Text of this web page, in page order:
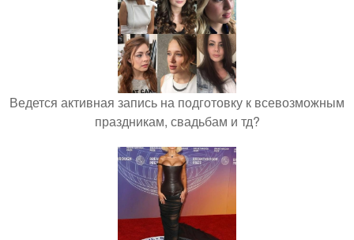
Ведется активная запись на подготовку к всевозможным
праздникам, свадьбам и тд?